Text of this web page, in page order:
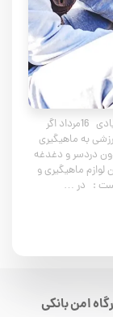
لوازم ماهیگیری و لیست کاربردی ترین لوازم ماهی گیری و صیادی 16مرداد اگر
به ماهیگیری
بدون دردسر و دغدغه
لوازم ماهیگیری و
است : در …
امن بانکی